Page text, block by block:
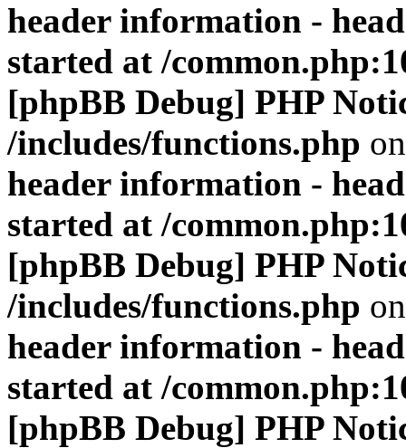
header information -
started at /
[phpBB Debug] PHP
/includes/functions.php
header information -
started at /
[phpBB Debug] PHP
/includes/functions.php
header information -
started at /
[phpBB Debug] PHP